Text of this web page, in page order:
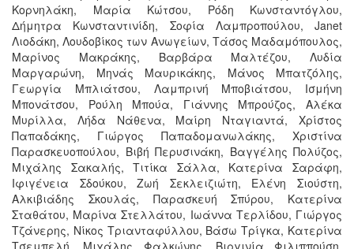
Κορνηλάκη, Μαρία Κώτσου, Ρόδη Κωνσταντόγλου,
Δήμητρα Κωνσταντινίδη, Σοφία Λαμπροπούλου, Janet
Λιοδάκη, Λουδοβίκος των Ανωγείων, Τάσος Μαδαμόπουλος,
Μαρίνος Μακράκης, Βαρβάρα Μαλτέζου, Λυδία
Μαργαρώνη, Μηνάς Μαυρικάκης, Μάνος Μπατζόλης,
Γεωργία Μπλιάτσου, Λαμπρινή Μποβιάτσου, Ισμήνη
Μπονάτσου, Ρούλη Μπούα, Γιάννης Μπρούζος, Αλέκα
Μυρίλλα, Λήδα Νάθενα, Μαίρη Νταγιαντά, Χρίστος
Παπαδάκης, Γιώργος Παπαδομανωλάκης, Χριστίνα
Παρασκευοπούλου, Βιβή Περυσινάκη, Βαγγέλης Πολύζος,
Μιχάλης Σακαλής, Τιτίκα Σάλλα, Κατερίνα Σαράφη,
Ιφιγένεια Σδούκου, Ζωή Σεκλειζιώτη, Ελένη Σιούστη,
Αλκιβιάδης Σκουλάς, Παρασκευή Σπύρου, Κατερίνα
Σταθάτου, Μαρίνα Στελλάτου, Ιωάννα Τερλίδου, Γιώργος
Τζάνερης, Νίκος Τριανταφύλλου, Βάσω Τρίγκα, Κατερίνα
Τσεμπελή, Μιχάλης Φαλκώνης, Βιργινία Φιλιππούση,